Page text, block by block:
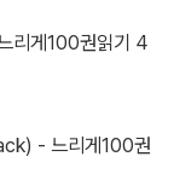
게100권읽기 4
- 느리게100권